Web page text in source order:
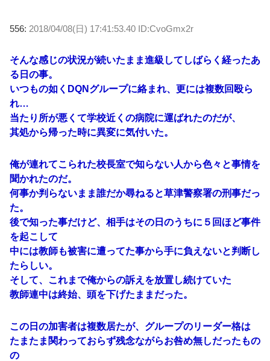
556: 2018/04/08(日) 17:41:53.40 ID:CvoGmx2r
そんな感じの状況が続いたまま進級してしばらく経ったあ
る日の事。
いつもの如くDQNグループに絡まれ、更には複数回殴ら
れ…
当たり所が悪くて学校近くの病院に運ばれたのだが、
其処から帰った時に異変に気付いた。
俺が連れてこられた校長室で知らない人から色々と事情を
聞かれたのだ。
何事か判らないまま誰だか尋ねると草津警察署の刑事だっ
た。
後で知った事だけど、相手はその日のうちに５回ほど事件
を起こして
中には教師も被害に遭ってた事から手に負えないと判断し
たらしい。
そして、これまで俺からの訴えを放置し続けていた
教師連中は終始、頭を下げたままだった。
この日の加害者は複数居たが、グループのリーダー格は
たまたま関わっておらず残念ながらお咎め無しだったもの
の